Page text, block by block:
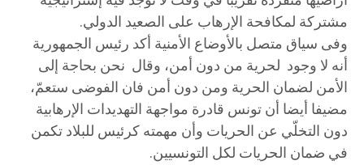
مشتركة لمكافحة الإرهاب على الصعيد الدولي.
وفى سياق متصل بالأوضاع الأمنية أكد رئيس الجمهورية
أنه لا وجود لحرية من دون أمن، وقال نحن بحاجة إلى
الأمن لضمان الحرية ومن دون أمن فان الفوضى ستعمّ،
مضيفا أيضا أن تونس قادرة مواجهة التهديدات الإرهابية
دون التخلّي عن الحريات وأن مهمته كرئيس للبلاد تكمن
في ضمان الحريات لكل التونسيين.